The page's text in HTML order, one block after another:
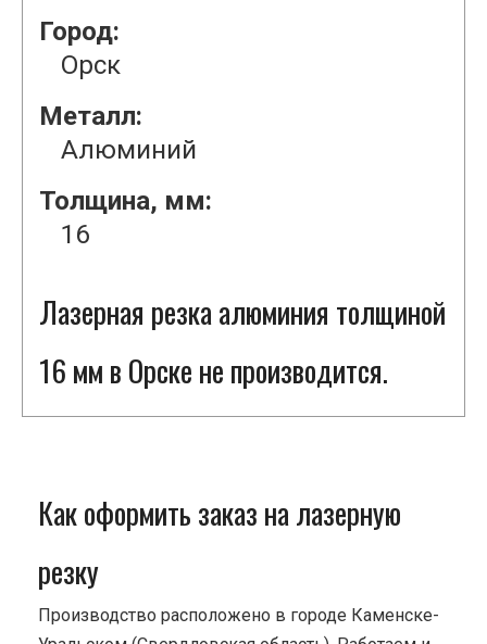
Город:
Орск
Металл:
Алюминий
Толщина, мм:
16
Лазерная резка алюминия толщиной
16 мм в Орске не производится.
Как оформить заказ на лазерную
резку
Производство расположено в городе Каменске-